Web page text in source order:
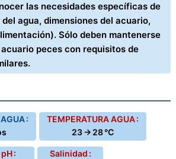
las necesidades específicas de
agua, dimensiones del acuario,
Sólo deben mantenerse
peces con requisitos de
:
TEMPERATURA AGUA :
23 → 28 °C
pH :
Salinidad :